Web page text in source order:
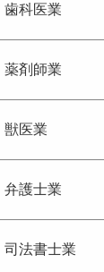
歯科医業
薬剤師業
獣医業
弁護士業
司法書士業